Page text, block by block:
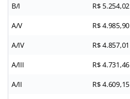
B/I R$ 5.254,02
A/V R$ 4.985,90
A/IV R$ 4.857,01
A/III R$ 4.731,46
A/II R$ 4.609,15